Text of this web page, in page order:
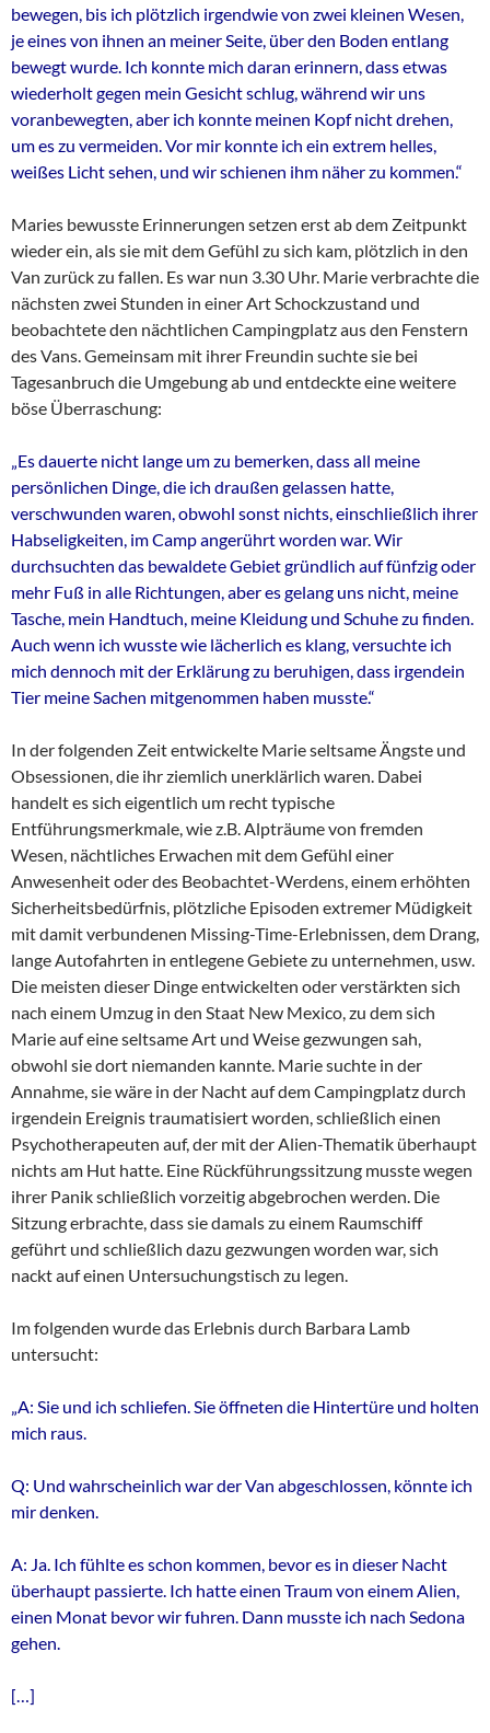
bewegen, bis ich plötzlich irgendwie von zwei kleinen Wesen,
je eines von ihnen an meiner Seite, über den Boden entlang
bewegt wurde. Ich konnte mich daran erinnern, dass etwas
wiederholt gegen mein Gesicht schlug, während wir uns
voranbewegten, aber ich konnte meinen Kopf nicht drehen,
um es zu vermeiden. Vor mir konnte ich ein extrem helles,
weißes Licht sehen, und wir schienen ihm näher zu kommen.“
Maries bewusste Erinnerungen setzen erst ab dem Zeitpunkt
wieder ein, als sie mit dem Gefühl zu sich kam, plötzlich in den
Van zurück zu fallen. Es war nun 3.30 Uhr. Marie verbrachte die
nächsten zwei Stunden in einer Art Schockzustand und
beobachtete den nächtlichen Campingplatz aus den Fenstern
des Vans. Gemeinsam mit ihrer Freundin suchte sie bei
Tagesanbruch die Umgebung ab und entdeckte eine weitere
böse Überraschung:
„Es dauerte nicht lange um zu bemerken, dass all meine
persönlichen Dinge, die ich draußen gelassen hatte,
verschwunden waren, obwohl sonst nichts, einschließlich ihrer
Habseligkeiten, im Camp angerührt worden war. Wir
durchsuchten das bewaldete Gebiet gründlich auf fünfzig oder
mehr Fuß in alle Richtungen, aber es gelang uns nicht, meine
Tasche, mein Handtuch, meine Kleidung und Schuhe zu finden.
Auch wenn ich wusste wie lächerlich es klang, versuchte ich
mich dennoch mit der Erklärung zu beruhigen, dass irgendein
Tier meine Sachen mitgenommen haben musste.“
In der folgenden Zeit entwickelte Marie seltsame Ängste und
Obsessionen, die ihr ziemlich unerklärlich waren. Dabei
handelt es sich eigentlich um recht typische
Entführungsmerkmale, wie z.B. Alpträume von fremden
Wesen, nächtliches Erwachen mit dem Gefühl einer
Anwesenheit oder des Beobachtet-Werdens, einem erhöhten
Sicherheitsbedürfnis, plötzliche Episoden extremer Müdigkeit
mit damit verbundenen Missing-Time-Erlebnissen, dem Drang,
lange Autofahrten in entlegene Gebiete zu unternehmen, usw.
Die meisten dieser Dinge entwickelten oder verstärkten sich
nach einem Umzug in den Staat New Mexico, zu dem sich
Marie auf eine seltsame Art und Weise gezwungen sah,
obwohl sie dort niemanden kannte. Marie suchte in der
Annahme, sie wäre in der Nacht auf dem Campingplatz durch
irgendein Ereignis traumatisiert worden, schließlich einen
Psychotherapeuten auf, der mit der Alien-Thematik überhaupt
nichts am Hut hatte. Eine Rückführungssitzung musste wegen
ihrer Panik schließlich vorzeitig abgebrochen werden. Die
Sitzung erbrachte, dass sie damals zu einem Raumschiff
geführt und schließlich dazu gezwungen worden war, sich
nackt auf einen Untersuchungstisch zu legen.
Im folgenden wurde das Erlebnis durch Barbara Lamb
untersucht:
„A: Sie und ich schliefen. Sie öffneten die Hintertüre und holten
mich raus.
Q: Und wahrscheinlich war der Van abgeschlossen, könnte ich
mir denken.
A: Ja. Ich fühlte es schon kommen, bevor es in dieser Nacht
überhaupt passierte. Ich hatte einen Traum von einem Alien,
einen Monat bevor wir fuhren. Dann musste ich nach Sedona
gehen.
[…]